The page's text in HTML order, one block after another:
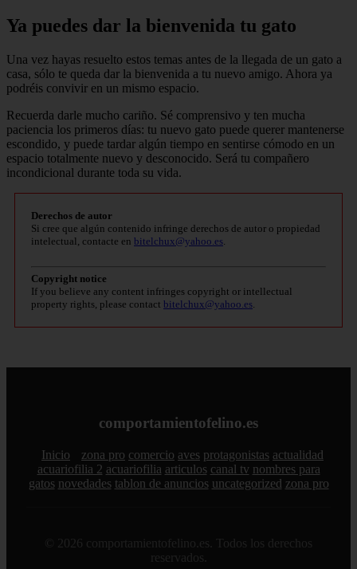
Ya puedes dar la bienvenida tu gato
Una vez hayas resuelto estos temas antes de la llegada de un gato a
casa, sólo te queda dar la bienvenida a tu nuevo amigo. Ahora ya
podréis convivir en un mismo espacio.
Recuerda darle mucho cariño. Sé comprensivo y ten mucha
paciencia los primeros días: tu nuevo gato puede querer mantenerse
escondido, y puede tardar algún tiempo en sentirse cómodo en un
espacio totalmente nuevo y desconocido. Será tu compañero
incondicional durante toda su vida.
Derechos de autor
Si cree que algún contenido infringe derechos de autor o propiedad
intelectual, contacte en bitelchux@yahoo.es.
Copyright notice
If you believe any content infringes copyright or intellectual
property rights, please contact bitelchux@yahoo.es.
comportamientofelino.es
Inicio zona pro comercio aves protagonistas actualidad
acuariofilia 2 acuariofilia articulos canal tv nombres para
gatos novedades tablon de anuncios uncategorized zona pro
© 2026 comportamientofelino.es. Todos los derechos
reservados.